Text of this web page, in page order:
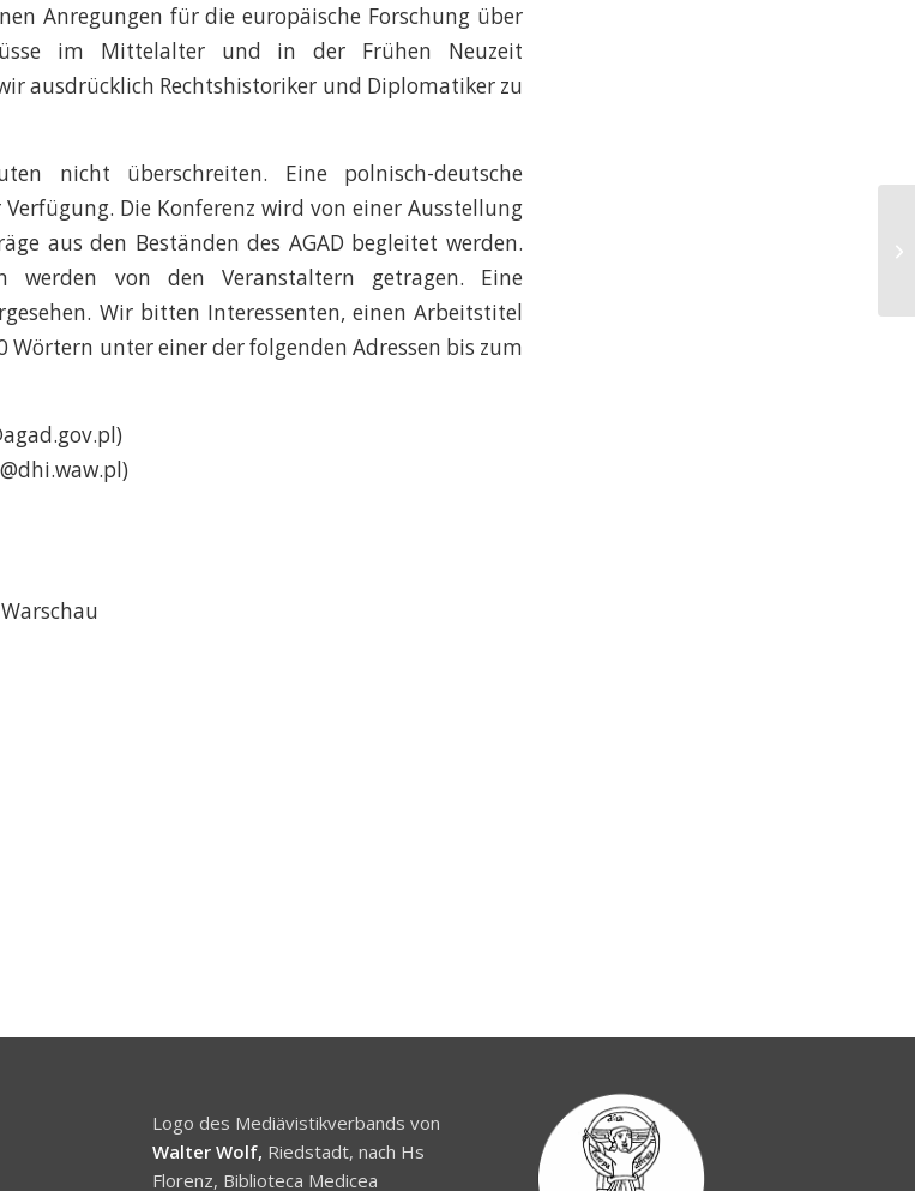
Anregungen für die europäische Forschung über
im Mittelalter und in der Frühen Neuzeit
ausdrücklich Rechtshistoriker und Diplomatiker zu
nicht überschreiten. Eine polnisch-deutsche
Die Konferenz wird von einer Ausstellung
aus den Beständen des AGAD begleitet werden.
werden von den Veranstaltern getragen. Eine
Wir bitten Interessenten, einen Arbeitstitel
Wörtern unter einer der folgenden Adressen bis zum
Logo des Mediävistikverbands von
Walter Wolf, Riedstadt, nach Hs
Florenz, Biblioteca Medicea